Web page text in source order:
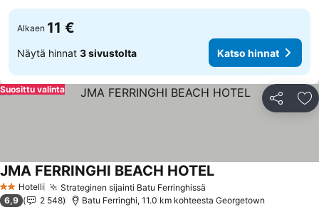
Alkaen 11 €
Näytä hinnat 3 sivustolta Katso hinnat
Jaa
Suosittu valinta
2 Tähtiluokitus
Hotelli Strateginen sijainti Batu Ferringhissä
JMA FERRINGHI BEACH HOTELKatso hinnat
6,9 2 548 Batu Ferringhi, 11.0 km kohteesta Georgetown